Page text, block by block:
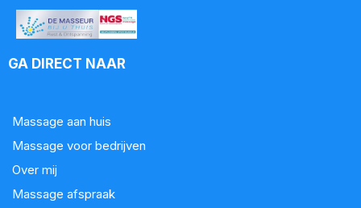
GA DIRECT NAAR
Massage aan huis
Massage voor bedrijven
Over mij
Massage afspraak